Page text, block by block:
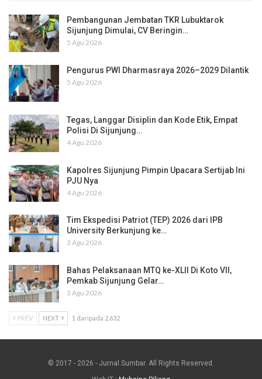
Pembangunan Jembatan TKR Lubuktarok
Sijunjung Dimulai, CV Beringin…
5 Agu 2026
Pengurus PWI Dharmasraya 2026–2029 Dilantik
5 Agu 2026
Tegas, Langgar Disiplin dan Kode Etik, Empat
Polisi Di Sijunjung…
4 Agu 2026
Kapolres Sijunjung Pimpin Upacara Sertijab Ini
PJU Nya
4 Agu 2026
Tim Ekspedisi Patriot (TEP) 2026 dari IPB
University Berkunjung ke…
3 Agu 2026
Bahas Pelaksanaan MTQ ke-XLII Di Koto VII,
Pemkab Sijunjung Gelar…
3 Agu 2026
PREV NEXT 1 daripada 2,632
© 2017 - 2026 - Jurnal Sumbar. All Rights Reserved.